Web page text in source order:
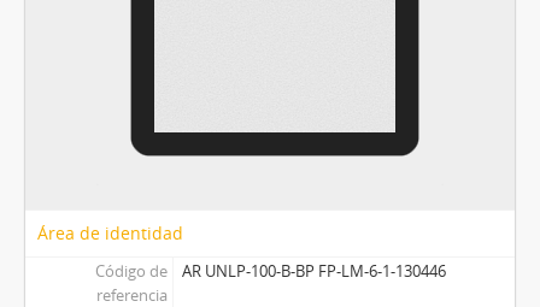
Área de identidad
Código de
referencia
AR UNLP-100-B-BP FP-LM-6-1-130446